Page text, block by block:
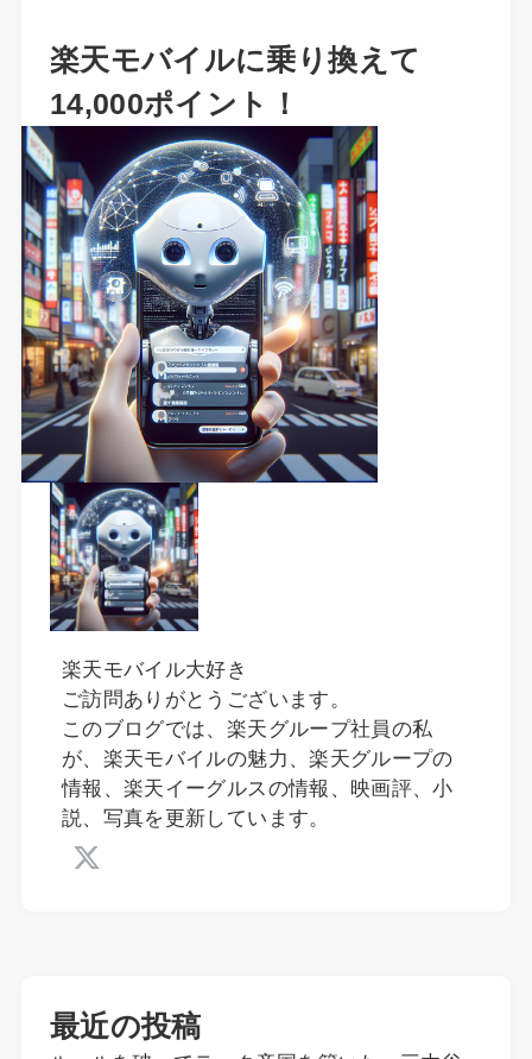
楽天モバイルに乗り換えて
14,000ポイント！
楽天モバイル大好き
ご訪問ありがとうございます。
このブログでは、楽天グループ社員の私
が、楽天モバイルの魅力、楽天グループの
情報、楽天イーグルスの情報、映画評、小
説、写真を更新しています。
最近の投稿